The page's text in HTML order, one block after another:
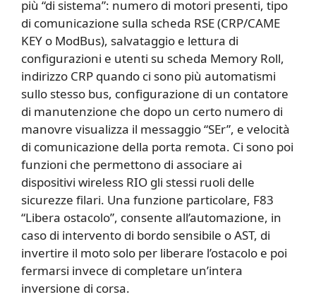
più “di sistema”: numero di motori presenti, tipo
di comunicazione sulla scheda RSE (CRP/CAME
KEY o ModBus), salvataggio e lettura di
configurazioni e utenti su scheda Memory Roll,
indirizzo CRP quando ci sono più automatismi
sullo stesso bus, configurazione di un contatore
di manutenzione che dopo un certo numero di
manovre visualizza il messaggio “SEr”, e velocità
di comunicazione della porta remota. Ci sono poi
funzioni che permettono di associare ai
dispositivi wireless RIO gli stessi ruoli delle
sicurezze filari. Una funzione particolare, F83
“Libera ostacolo”, consente all’automazione, in
caso di intervento di bordo sensibile o AST, di
invertire il moto solo per liberare l’ostacolo e poi
fermarsi invece di completare un’intera
inversione di corsa.